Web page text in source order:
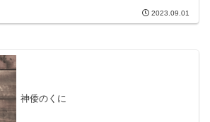
2023.09.01
神倭のくに